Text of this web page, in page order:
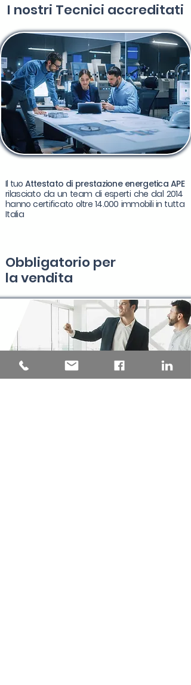
I nostri Tecnici accreditati
Il tuo Attestato di prestazione energetica APE
rilasciato da un team di esperti che dal 2014
hanno certificato oltre 14.000 immobili in tutta
Italia
Obbligatorio per
lavendita